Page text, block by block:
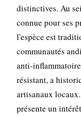
distinctives. Au
connue pour ses
l'espèce est
communautés
anti-
résistant, a
artisanaux
présente un